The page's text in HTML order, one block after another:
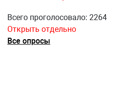
Всего проголосовало: 2264
Открыть отдельно
Все опросы